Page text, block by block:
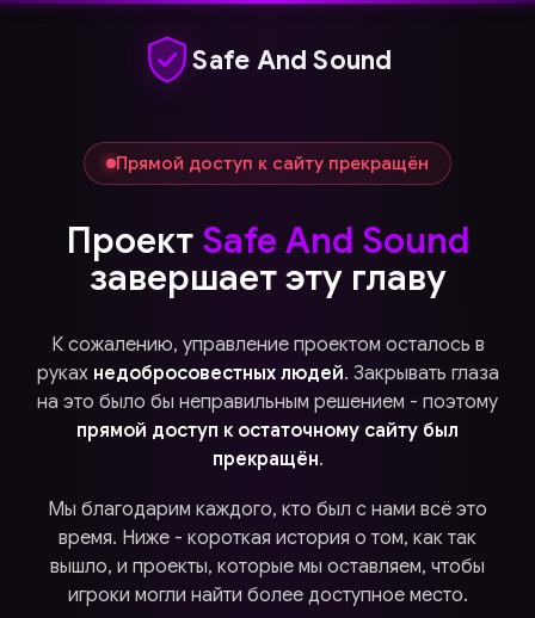
Safe And Sound
Прямой доступ к сайту прекращён
Проект Safe And Sound
завершает эту главу
К сожалению, управление проектом осталось в
руках недобросовестных людей. Закрывать глаза
на это было бы неправильным решением - поэтому
прямой доступ к остаточному сайту был
прекращён.
Мы благодарим каждого, кто был с нами всё это
время. Ниже - короткая история о том, как так
вышло, и проекты, которые мы оставляем, чтобы
игроки могли найти более доступное место.